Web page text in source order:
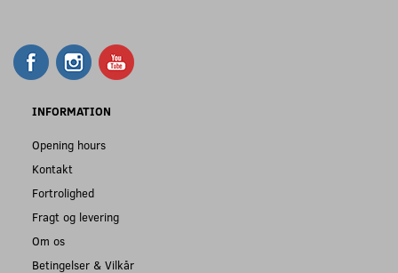
INFORMATION
Opening hours
Kontakt
Fortrolighed
Fragt og levering
Om os
Betingelser & Vilkår